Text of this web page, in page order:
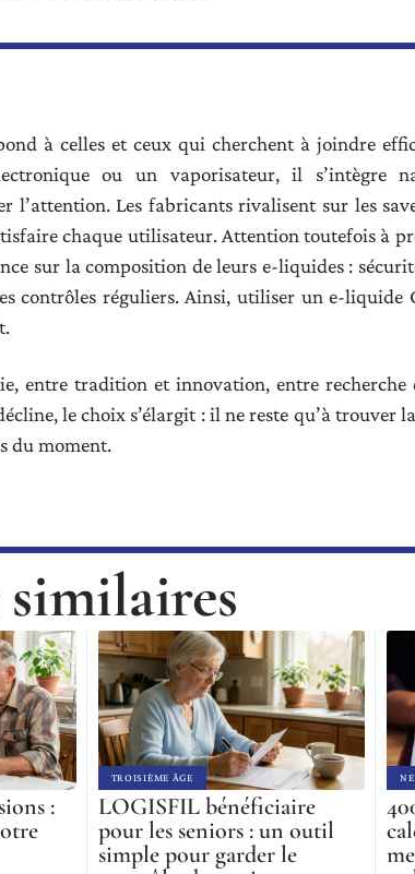
à celles et ceux qui cherchent à joindre
ou un vaporisateur, il s’intègre
l’attention. Les fabricants rivalisent sur les
chaque utilisateur. Attention toutefois à
sur la composition de leurs e-liquides :
contrôles réguliers. Ainsi, utiliser un e-liquide
entre tradition et innovation, entre recherche
le choix s’élargit : il ne reste qu’à trouver
du moment.
:
TROISIÈME ÂGE
LOGISFIL bénéficiaire
pour les seniors : un outil
simple pour garder le